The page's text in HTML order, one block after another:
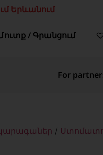
Երևանում
/ Գրանցում
For
/